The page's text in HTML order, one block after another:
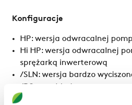
Konfiguracje
HP: wersja odwracalnej
Hi HP: wersja odwracalnej
sprężarką inwerterową
/SLN: wersja bardzo
/HWT: Wysoka temperatura